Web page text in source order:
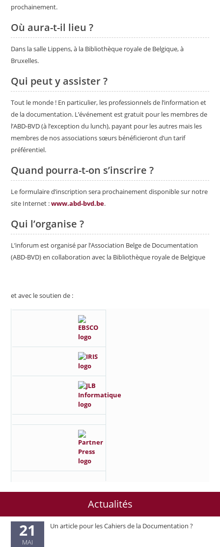
prochainement.
Où aura-t-il lieu ?
Dans la salle Lippens, à la Bibliothèque royale de Belgique, à
Bruxelles.
Qui peut y assister ?
Tout le monde ! En particulier, les professionnels de l’information et
de la documentation. L’événement est gratuit pour les membres de
l’ABD-BVD (à l’exception du lunch), payant pour les autres mais les
membres de nos associations sœurs bénéficieront d’un tarif
préférentiel.
Quand pourra-t-on s’inscrire ?
Le formulaire d’inscription sera prochainement disponible sur notre
site Internet :www.abd-bvd.be.
Qui l’organise ?
L’inforum est organisé par l’Association Belge de Documentation
(ABD-BVD) en collaboration avec la Bibliothèque royale de Belgique
et avec le soutien de :
Actualités
21
MAI
Un article pour les Cahiers de la Documentation ?